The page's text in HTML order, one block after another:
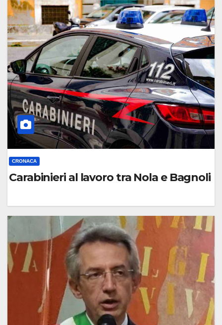
C
O
M
M
E
N
T
O
CRONACA
Carabinieri al lavoro tra Nola e Bagnoli
0
C
M
M
E